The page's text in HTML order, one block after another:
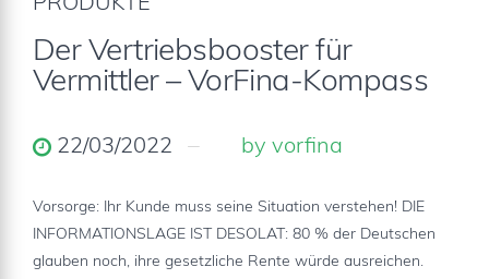
Der Vertriebsbooster für
Vermittler – VorFina-Kompass
22/03/2022 by vorfina
Vorsorge: Ihr Kunde muss seine Situation verstehen! DIE
INFORMATIONSLAGE IST DESOLAT: 80 % der Deutschen
glauben noch, ihre gesetzliche Rente würde ausreichen.